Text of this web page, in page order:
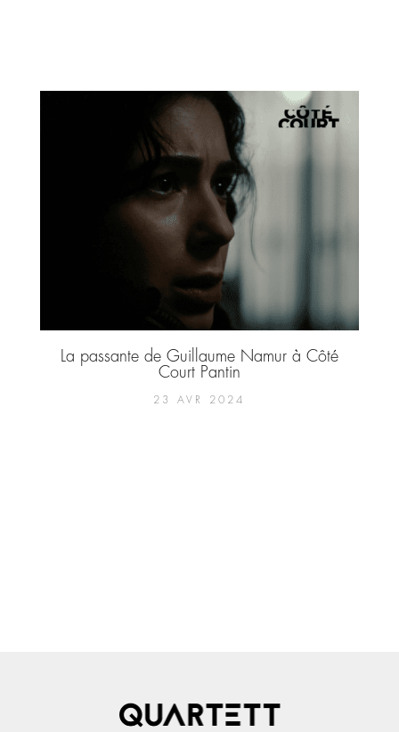
La passante de Guillaume Namur à Côté
Court Pantin
23 AVR 2024